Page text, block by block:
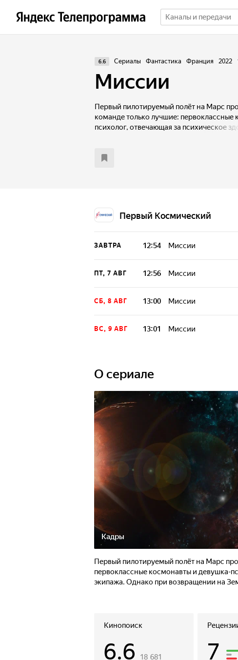
6.6 Сериалы Фантастика Франция 2022
Миссии
Первый пилотируемый полёт на Марс
команде только лучшие: первоклассные
психолог, отвечающая за психическое
Первый Космический
ЗАВТРА 12:54 Миссии
ПТ, 7 АВГ 12:56 Миссии
СБ, 8 АВГ 13:00 Миссии
ВС, 9 АВГ 13:01 Миссии
O сериале
Кадры
Первый пилотируемый полёт на Марс
первоклассные космонавты и девушка-
экипажа. Однако при возвращении на
Кинопоиск
6.6 18 681 7